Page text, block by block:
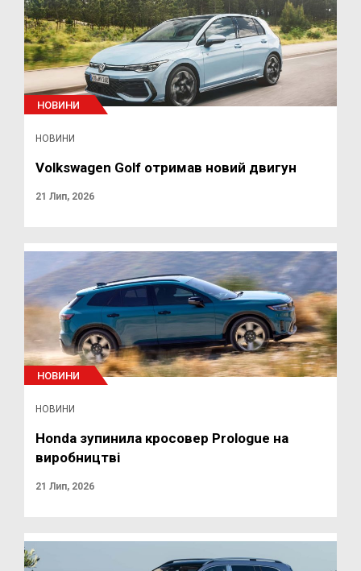
НОВИНИ
НОВИНИ
Volkswagen Golf отримав новий двигун
21 Лип, 2026
НОВИНИ
НОВИНИ
Honda зупинила кросовер Prologue на
виробництві
21 Лип, 2026